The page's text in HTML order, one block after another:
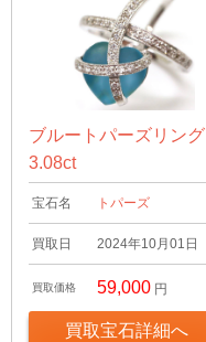
ブルートパーズリング
3.08ct
宝石名 トパーズ
買取日 2024年10月01日
買取価格 59,000 円
買取宝石詳細へ